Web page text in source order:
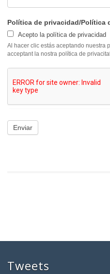
Política de privacidad/Política
Acepto la política de privacidad
Al hacer clic estás aceptando nuestra
acceptant la nostra política de
Tweets